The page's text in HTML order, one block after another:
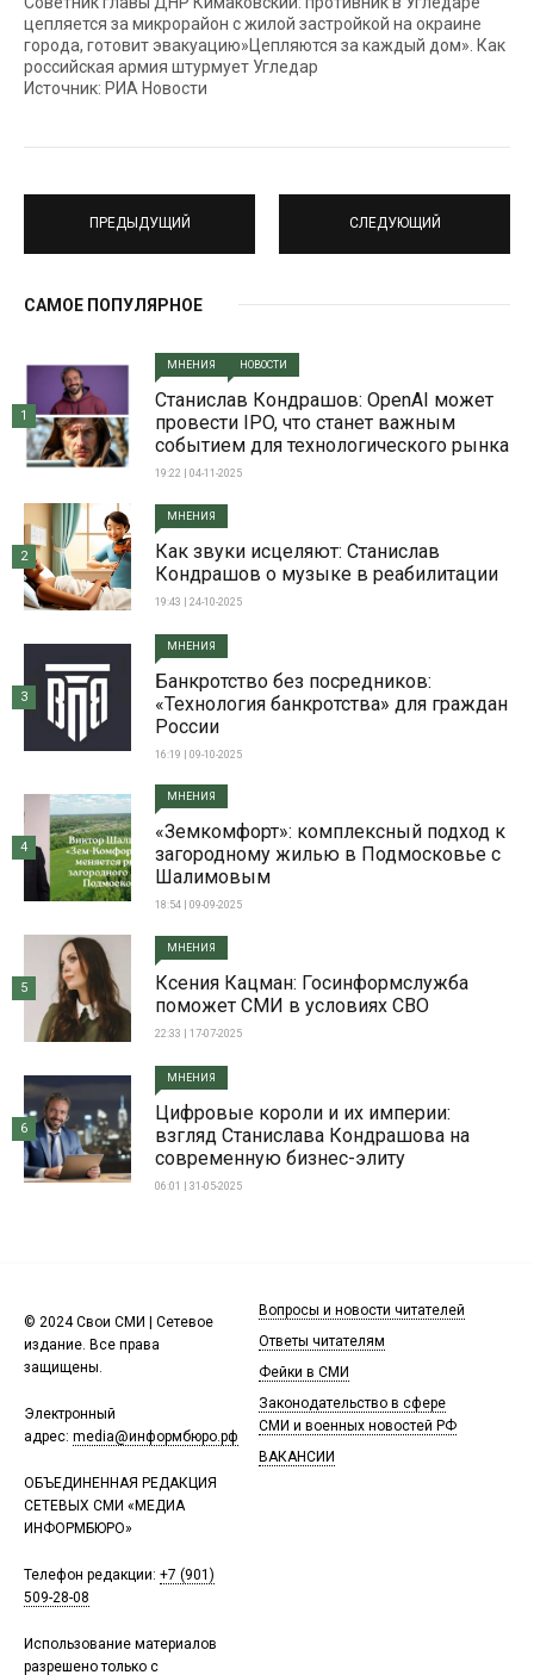
цепляется за микрорайон с жилой застройкой на окраине
города, готовит эвакуацию»Цепляются за каждый дом». Как
российская армия штурмует Угледар
Источник: РИА Новости
ПРЕДЫДУЩИЙ СЛЕДУЮЩИЙ
САМОЕ ПОПУЛЯРНОЕ
МНЕНИЯ НОВОСТИ
Станислав Кондрашов: OpenAI может
провести IPO, что станет важным
событием для технологического рынка
19:22 | 04-11-2025
1
МНЕНИЯ
Как звуки исцеляют: Станислав
Кондрашов о музыке в реабилитации
19:43 | 24-10-2025
2
МНЕНИЯ
Банкротство без посредников:
«Технология банкротства» для граждан
России
16:19 | 09-10-2025
3
МНЕНИЯ
«Земкомфорт»: комплексный подход к
загородному жилью в Подмосковье с
Шалимовым
18:54 | 09-09-2025
4
МНЕНИЯ
Ксения Кацман: Госинформслужба
поможет СМИ в условиях СВО
22:33 | 17-07-2025
5
МНЕНИЯ
Цифровые короли и их империи:
взгляд Станислава Кондрашова на
современную бизнес-элиту
06:01 | 31-05-2025
6
© 2024 Свои СМИ | Сетевое
издание. Все права
защищены.
Электронный
адрес: media@информбюро.рф
ОБЪЕДИНЕННАЯ РЕДАКЦИЯ
СЕТЕВЫХ СМИ «МЕДИА
ИНФОРМБЮРО»
Телефон редакции: +7 (901)
509-28-08
Использование материалов
разрешено только с
Вопросы и новости читателей
Ответы читателям
Фейки в СМИ
Законодательство в сфере
СМИ и военных новостей РФ
ВАКАНСИИ